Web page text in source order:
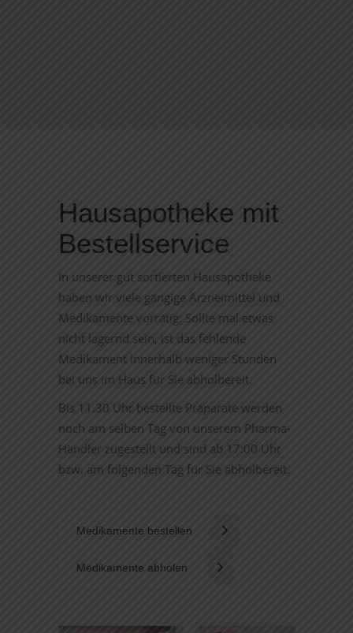
Hausapotheke mit
Bestellservice
In unserer gut sortierten Hausapotheke
haben wir viele gängige Arzneimittel und
Medikamente vorrätig. Sollte mal etwas
nicht lagernd sein, ist das fehlende
Medikament innerhalb weniger Stunden
bei uns im Haus für Sie abholbereit.
Bis 11.30 Uhr bestellte Präparate werden
noch am selben Tag von unserem Pharma-
Händler zugestellt und sind ab 17:00 Uhr
bzw. am folgenden Tag für Sie abholbereit.
Medikamente bestellen
Medikamente abholen